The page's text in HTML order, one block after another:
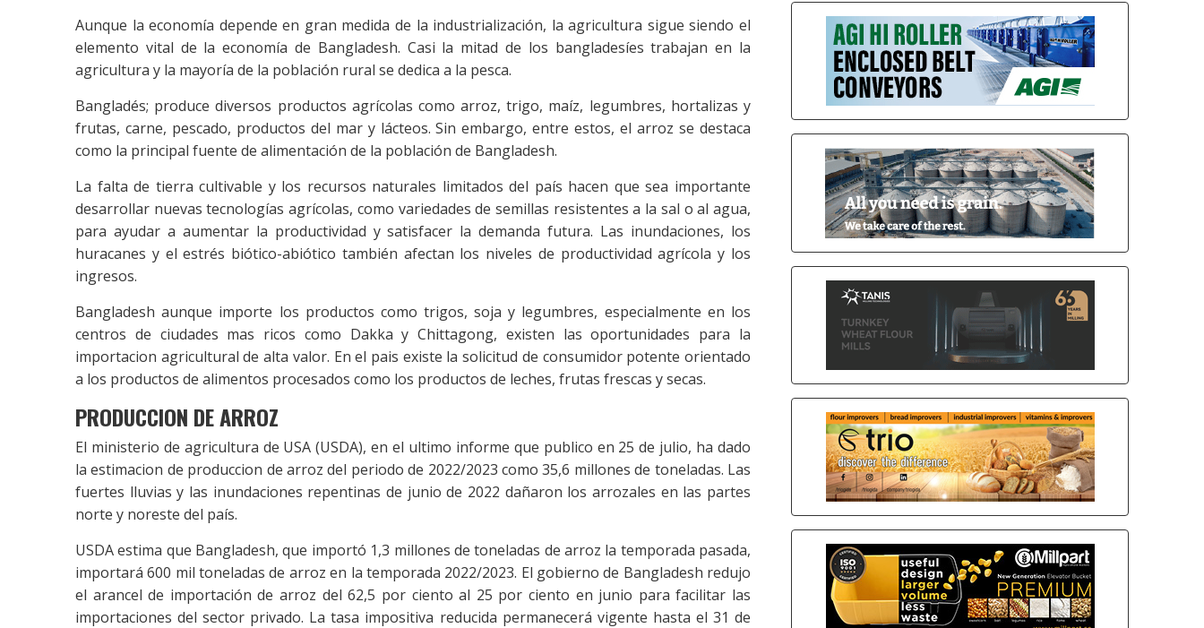
Aunque la economía depende en gran medida de la industrialización, la agricultura sigue siendo el
elemento vital de la economía de Bangladesh. Casi la mitad de los bangladesíes trabajan en la
agricultura y la mayoría de la población rural se dedica a la pesca.
Bangladés; produce diversos productos agrícolas como arroz, trigo, maíz, legumbres, hortalizas y
frutas, carne, pescado, productos del mar y lácteos. Sin embargo, entre estos, el arroz se destaca
como la principal fuente de alimentación de la población de Bangladesh.
La falta de tierra cultivable y los recursos naturales limitados del país hacen que sea importante
desarrollar nuevas tecnologías agrícolas, como variedades de semillas resistentes a la sal o al agua,
para ayudar a aumentar la productividad y satisfacer la demanda futura. Las inundaciones, los
huracanes y el estrés biótico-abiótico también afectan los niveles de productividad agrícola y los
ingresos.
Bangladesh aunque importe los productos como trigos, soja y legumbres, especialmente en los
centros de ciudades mas ricos como Dakka y Chittagong, existen las oportunidades para la
importacion agricultural de alta valor. En el pais existe la solicitud de consumidor potente orientado
a los productos de alimentos procesados como los productos de leches, frutas frescas y secas.
PRODUCCION DE ARROZ
El ministerio de agricultura de USA (USDA), en el ultimo informe que publico en 25 de julio, ha dado
la estimacion de produccion de arroz del periodo de 2022/2023 como 35,6 millones de toneladas. Las
fuertes lluvias y las inundaciones repentinas de junio de 2022 dañaron los arrozales en las partes
norte y noreste del país.
USDA estima que Bangladesh, que importó 1,3 millones de toneladas de arroz la temporada pasada,
importará 600 mil toneladas de arroz en la temporada 2022/2023. El gobierno de Bangladesh redujo
el arancel de importación de arroz del 62,5 por ciento al 25 por ciento en junio para facilitar las
importaciones del sector privado. La tasa impositiva reducida permanecerá vigente hasta el 31 de